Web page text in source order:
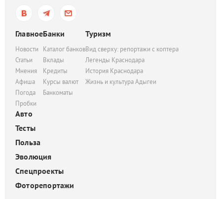
Главное
Новости
Статьи
Мнения
Афиша
Погода
Пробки
Банки
Каталог банков
Вклады
Кредиты
Курсы валют
Банкоматы
Туризм
Вид сверху: репортажи с коптера
Легенды Краснодара
История Краснодара
Жизнь и культура Адыгеи
Авто
Тесты
Польза
Эволюция
Спецпроекты
Фоторепортажи